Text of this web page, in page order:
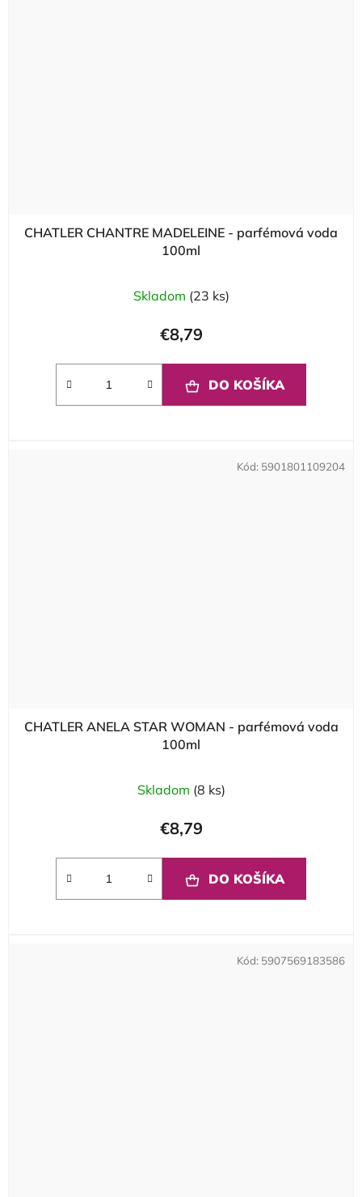
CHATLER CHANTRE MADELEINE - parfémová voda
100ml
Skladom (23 ks)
€8,79
DO KOŠÍKA
CHATLER ANELA STAR WOMAN - parfémová voda
100ml
Skladom (8 ks)
€8,79
DO KOŠÍKA
Kód: 5901801109204
Kód: 5907569183586